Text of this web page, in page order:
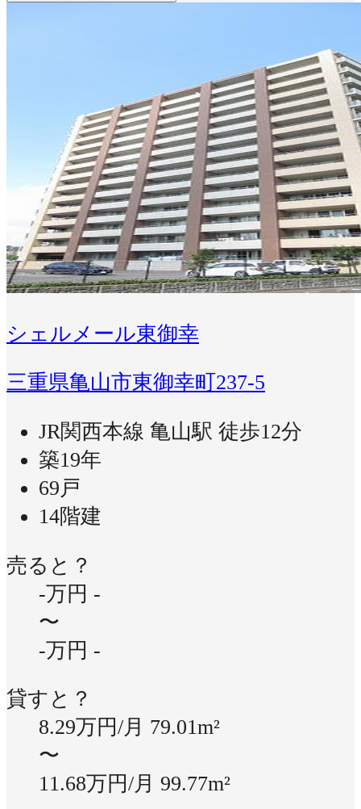
シェルメール東御幸
三重県亀山市東御幸町237-5
JR関西本線 亀山駅 徒歩12分
築19年
69戸
14階建
売ると？
-万円 -
〜
-万円 -
貸すと？
8.29万円/月 79.01m²
〜
11.68万円/月 99.77m²